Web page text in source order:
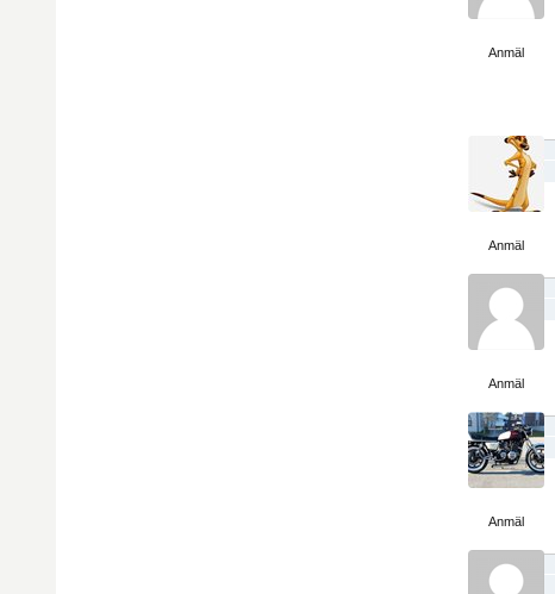
Anmäl
Anmäl
Anmäl
Anmäl